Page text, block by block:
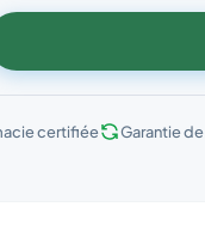
certifiée Garantie